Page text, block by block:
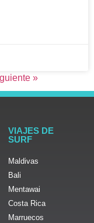
»
VIAJES DE
SURF
Maldivas
Bali
Mentawai
Costa Rica
Marruecos